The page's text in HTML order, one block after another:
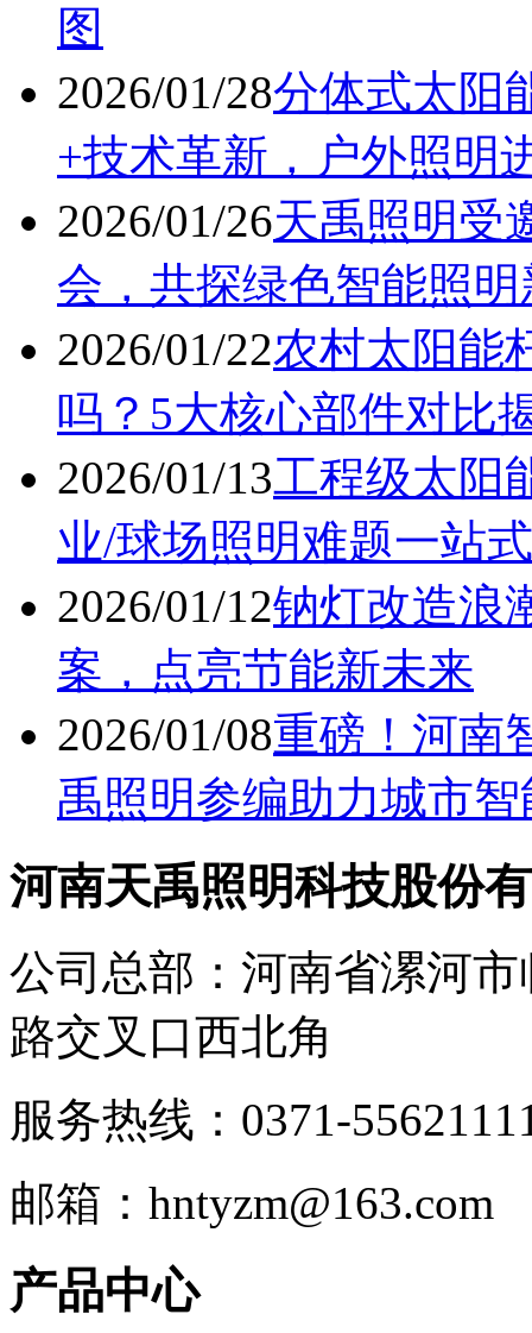
图
2026/01/28分体式太阳
+技术革新，户外照明
2026/01/26天禹照明受
会，共探绿色智能照
2026/01/22农村太阳能
吗？5大核心部件对比
2026/01/13工程级太阳
业/球场照明难题一站
2026/01/12钠灯改造浪
案，点亮节能新未来
2026/01/08重磅！河南
禹照明参编助力城市
河南天禹照明科技股份
公司总部：河南省漯河
路交叉口西北角
服务热线：0371-
邮箱：hntyzm@163.com
产品中心